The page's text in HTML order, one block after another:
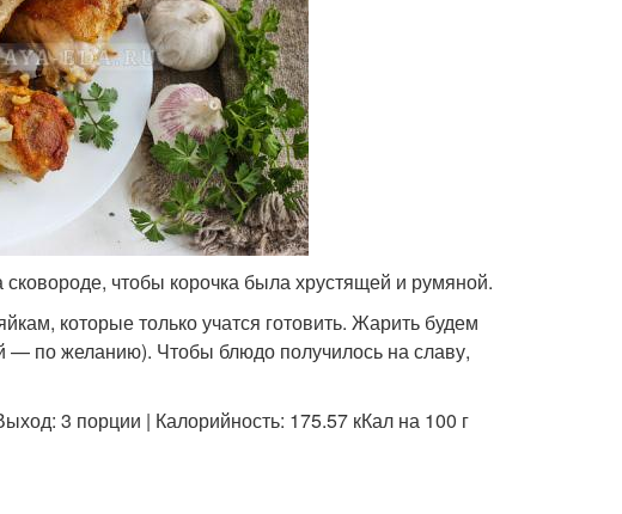
чтобы корочка была хрустящей и румяной.
которые только учатся готовить. Жарить будем
— по желанию). Чтобы блюдо получилось на славу,
3 порции | Калорийность: 175.57 кКал на 100 г